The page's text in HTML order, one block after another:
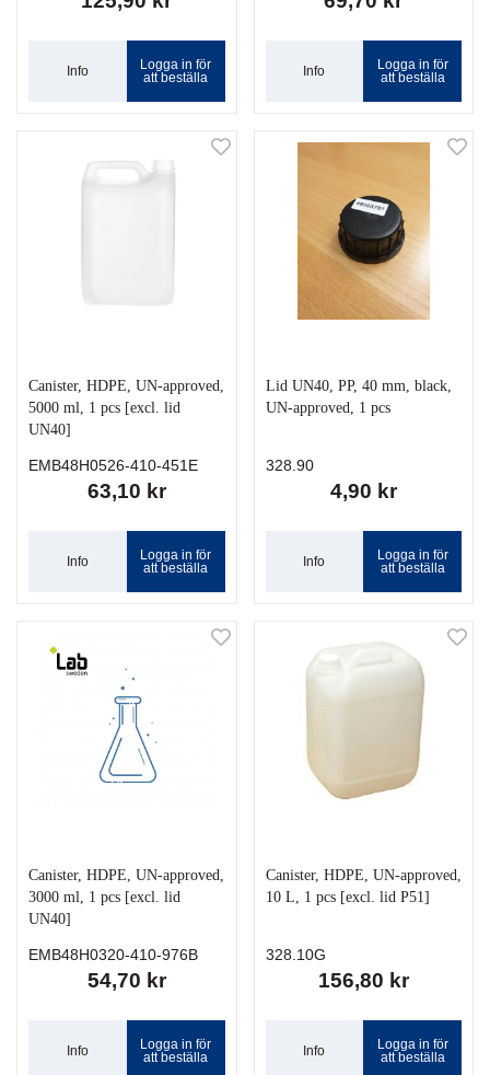
Info
Logga in för
att beställa
Info
Logga in för
att beställa
Canister, HDPE, UN-approved,
5000 ml, 1 pcs [excl. lid
UN40]
EMB48H0526-410-451E
63,10 kr
Info
Logga in för
att beställa
Lid UN40, PP, 40 mm, black,
UN-approved, 1 pcs
328.90
4,90 kr
Info
Logga in för
att beställa
Canister, HDPE, UN-approved,
3000 ml, 1 pcs [excl. lid
UN40]
EMB48H0320-410-976B
54,70 kr
Info
Logga in för
att beställa
Canister, HDPE, UN-approved,
10 L, 1 pcs [excl. lid P51]
328.10G
156,80 kr
Info
Logga in för
att beställa